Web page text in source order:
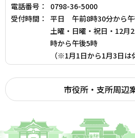
電話番号：
0798-36-5000
受付時間：
平日 午前8時30分から
土曜・日曜・祝日・12
時から午後5時
（※1月1日から1月3日は
市役所・支所周辺